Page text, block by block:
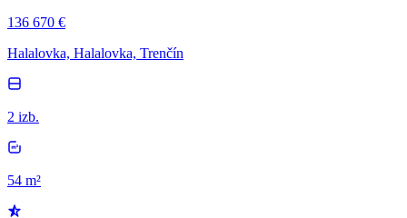
136 670 €
Halalovka, Halalovka, Trenčín
2 izb.
54 m²